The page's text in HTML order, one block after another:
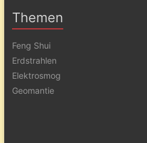
Themen
Feng Shui
Erdstrahlen
Elektrosmog
Geomantie